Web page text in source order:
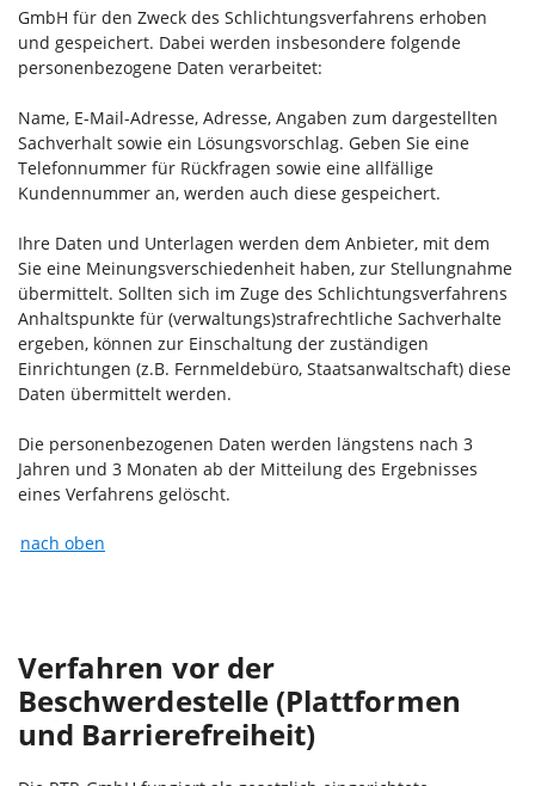
GmbH für den Zweck des Schlichtungsverfahrens erhoben
und gespeichert. Dabei werden insbesondere folgende
personenbezogene Daten verarbeitet:
Name, E-Mail-Adresse, Adresse, Angaben zum dargestellten
Sachverhalt sowie ein Lösungsvorschlag. Geben Sie eine
Telefonnummer für Rückfragen sowie eine allfällige
Kundennummer an, werden auch diese gespeichert.
Ihre Daten und Unterlagen werden dem Anbieter, mit dem
Sie eine Meinungsverschiedenheit haben, zur Stellungnahme
übermittelt. Sollten sich im Zuge des Schlichtungsverfahrens
Anhaltspunkte für (verwaltungs)strafrechtliche Sachverhalte
ergeben, können zur Einschaltung der zuständigen
Einrichtungen (z.B. Fernmeldebüro, Staatsanwaltschaft) diese
Daten übermittelt werden.
Die personenbezogenen Daten werden längstens nach 3
Jahren und 3 Monaten ab der Mitteilung des Ergebnisses
eines Verfahrens gelöscht.
nach oben
Verfahren vor der
Beschwerdestelle (Plattformen
und Barrierefreiheit)